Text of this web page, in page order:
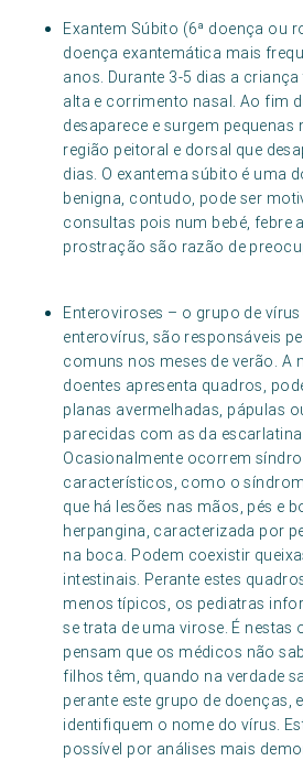
Exantem Súbito (6ª doença ou
doença exantemática mais
anos. Durante 3-5 dias a
alta e corrimento nasal. Ao fim
desaparece e surgem
região peitoral e dorsal que
dias. O exantema súbito é uma
benigna, contudo, pode ser
consultas pois num bebé, febre
prostração são razão de
Enteroviroses – o grupo de
enterovírus, são responsáveis
comuns nos meses de verão. A
doentes apresenta quadros,
planas avermelhadas, pápulas
parecidas com as da
Ocasionalmente ocorrem
característicos, como o
que há lesões nas mãos, pés e
herpangina, caracterizada por
na boca. Podem coexistir
intestinais. Perante estes
menos típicos, os pediatras
se trata de uma virose. É nestas
pensam que os médicos não
filhos têm, quando na verdade
perante este grupo de doenças,
identifiquem o nome do vírus.
possível por análises mais